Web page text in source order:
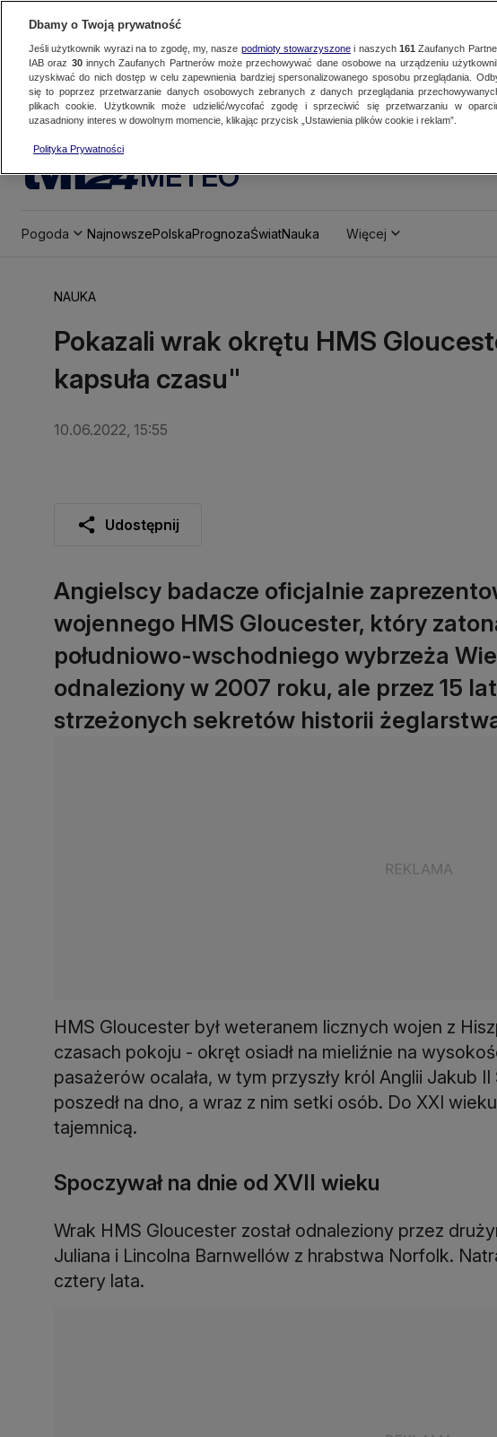
METEO
Pogoda NajnowszePolskaPrognozaŚwiatNauka Więcej
NAUKA
Pokazali wrak okrętu HMS
kapsuła czasu"
10.06.2022, 15:55
Udostępnij
Angielscy badacze oficjalnie
wojennego HMS Gloucester, który
południowo-wschodniego wybrzeża
odnaleziony w 2007 roku, ale przez 15
strzeżonych sekretów historii
HMS Gloucester był weteranem licznych wojen z
czasach pokoju - okręt osiadł na mieliźnie na
pasażerów ocalała, w tym przyszły król Anglii Jakub
poszedł na dno, a wraz z nim setki osób. Do XXI
tajemnicą.
Spoczywał na dnie od XVII wieku
Wrak HMS Gloucester został odnaleziony przez
Juliana i Lincolna Barnwellów z hrabstwa Norfolk.
cztery lata.
Dbamy o Twoją prywatność
Jeśli użytkownik wyrazi na to zgodę, my, nasze podmioty stowarzyszonei naszych 161 Zaufanych
IAB oraz 30innych Zaufanych Partnerów może przechowywać dane osobowe na urządzeniu
uzyskiwać do nich dostęp w celu zapewnienia bardziej spersonalizowanego sposobu przeglądania.
się to poprzez przetwarzanie danych osobowych zebranych z danych przeglądania
plikach cookie. Użytkownik może udzielić/wycofać zgodę i sprzeciwić się przetwarzaniu w
uzasadniony interes w dowolnym momencie, klikając przycisk „Ustawienia plików cookie i reklam”.
Polityka Prywatności